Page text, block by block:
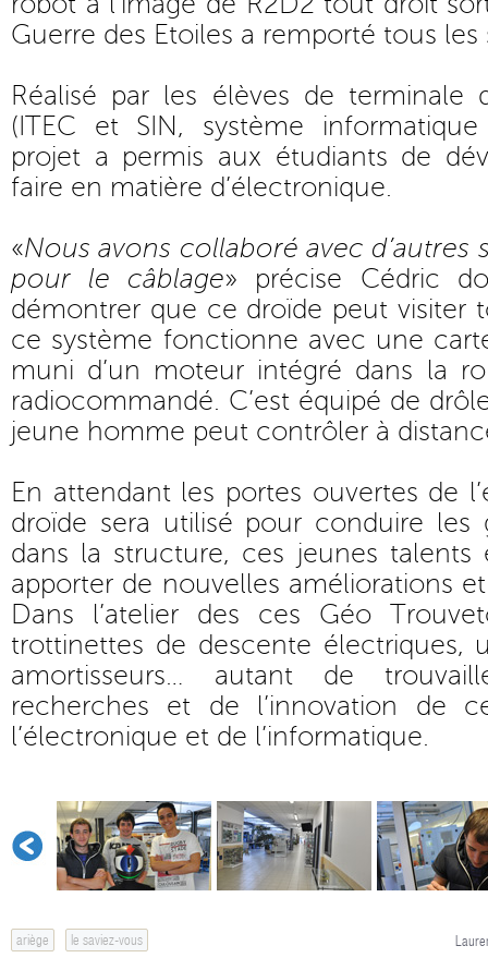
Guerre des Etoiles a remporté tous les
Réalisé par les élèves de terminale
(ITEC et SIN, système
projet a permis aux étudiants de
faire en matière d’électronique.
«Nous avons collaboré avec
pour le câblage» précise Cédric
démontrer que ce droïde peut visiter
ce système fonctionne avec une
muni d’un moteur intégré dans la
radiocommandé. C’est équipé de
jeune homme peut contrôler à
En attendant les portes ouvertes de
droïde sera utilisé pour conduire les
dans la structure, ces jeunes
apporter de nouvelles améliorations
Dans l’atelier des ces Géo
trottinettes de descente électriques,
amortisseurs… autant de
recherches et de l’innovation de
l’électronique et de l’informatique.
ariège le saviez-vous